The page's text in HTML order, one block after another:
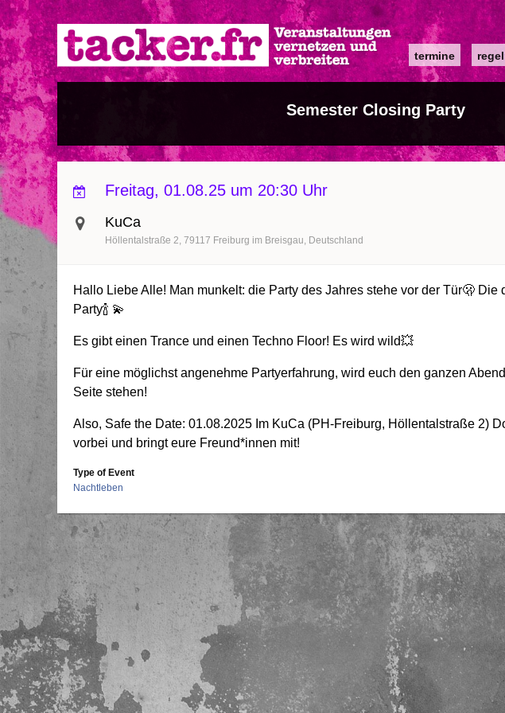
Direkt
zum
Inhalt
Main
navigation
termine
Semester Closing Party
Freitag, 01.08.25 um 20:30 Uhr
KuCa
Höllentalstraße 2 79117 Freiburg im Breisgau Deutschland
Hallo Liebe Alle! Man munkelt: die Party des Jahres stehe vor der Tür🫢
Party🍾 💫
Es gibt einen Trance und einen Techno Floor! Es wird wild💥
Für eine möglichst angenehme Partyerfahrung, wird euch den ganzen
Seite stehen!
Also, Safe the Date: 01.08.2025 Im KuCa (PH-Freiburg, Höllentalstraße 2)
vorbei und bringt eure Freund*innen mit!
Type of Event
Nachtleben